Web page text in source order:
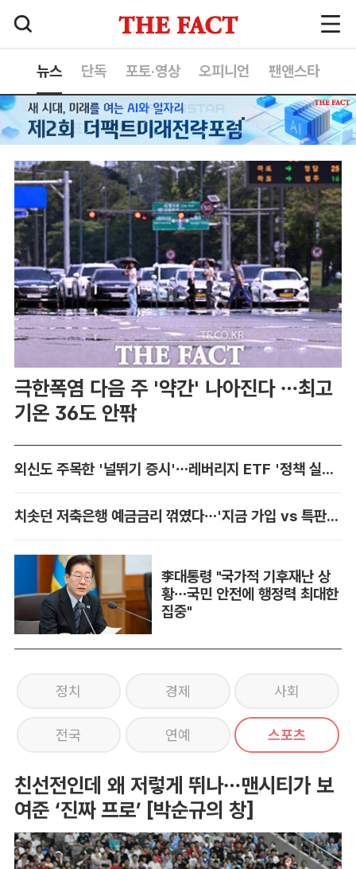
뉴스 단독 포토·영상 오피니언 팬앤스타
극한폭염 다음 주 '약간' 나아진다 …최고
기온 36도 안팎
외신도 주목한 '널뛰기 증시'…레버리지 ETF '정책 실패' 책임론 공방
치솟던 저축은행 예금금리 꺾였다…'지금 가입 vs 특판 대기' 셈법 복잡
李대통령 "국가적 기후재난 상
황…국민 안전에 행정력 최대한
집중"
정치 경제 사회
전국 연예 스포츠
친선전인데 왜 저렇게 뛰나…맨시티가 보
여준 ‘진짜 프로’ [박순규의 창]